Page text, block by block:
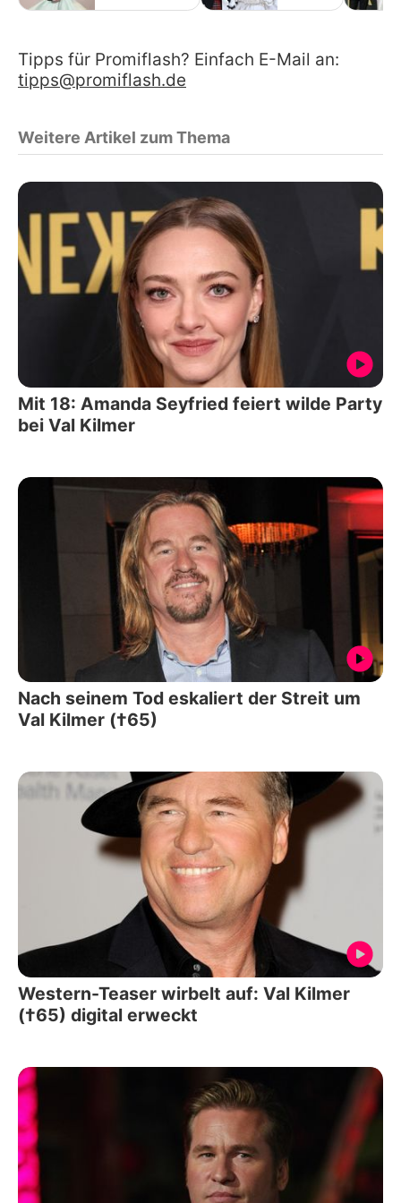
Tipps für Promiflash? Einfach E-Mail an:
tipps@promiflash.de
Weitere Artikel zum Thema
Mit 18: Amanda Seyfried feiert wilde Party
bei Val Kilmer
Nach seinem Tod eskaliert der Streit um
Val Kilmer (†65)
Western-Teaser wirbelt auf: Val Kilmer
(†65) digital erweckt